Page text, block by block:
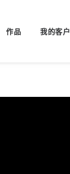
作品 我的客户